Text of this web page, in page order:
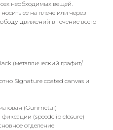
необходимых вещей.
её на плече или через
движений в течение всего
(металлический графит/
Signature coated canvas и
(Gunmetal)
фиксации (speedclip closure)
отделение